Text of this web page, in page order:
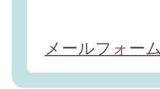
メールフォー